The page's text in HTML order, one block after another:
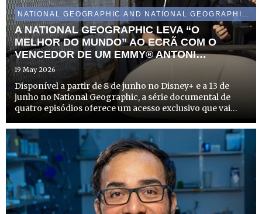
A NATIONAL GEOGRAPHIC LEVA “O
MELHOR DO MUNDO” AO ECRÃ COM O
VENCEDOR DE UM EMMY® ANTONI
POROWSKI, NO MÊS DE JUNHO
19 May 2026
Disponível a partir de 8 de junho no Disney+ e a 13 de
junho no National Geographic, a série documental de
quatro episódios oferece um acesso exclusivo que vai
México, Paris, Londres e Nova Iorque